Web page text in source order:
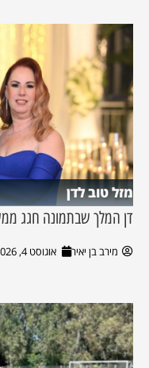
מזל טוב לדן
דן המלך שבתמונה חגג
מירב בן יאיר אוגוסט 4, 2026